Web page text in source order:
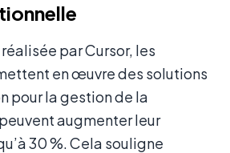
par Cursor, les
en œuvre des solutions
pour la gestion de la
augmenter leur
30 %. Cela souligne